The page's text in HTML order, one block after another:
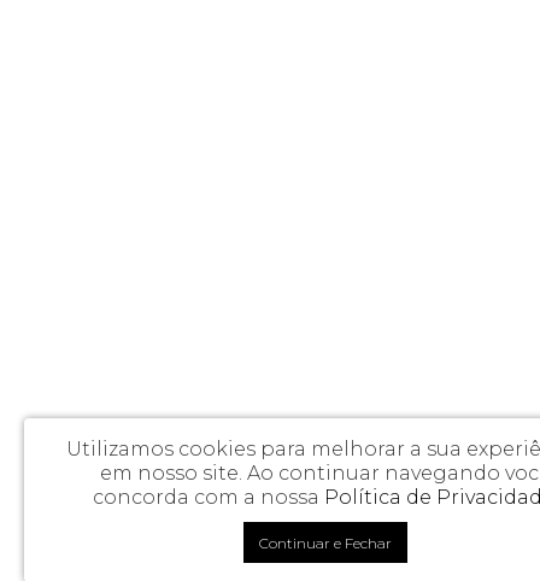
Utilizamos cookies para melhorar a sua
em nosso site. Ao continuar navegando
concorda com a nossa Política de
Continuar e Fechar